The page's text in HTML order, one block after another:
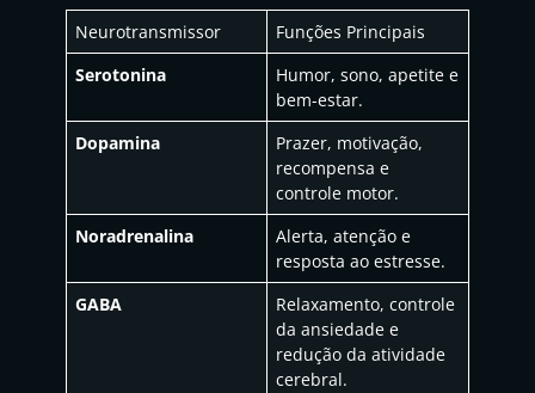
Neurotransmissor
Funções Principais
Serotonina
Humor, sono, apetite e
bem-estar.
Dopamina
Prazer, motivação,
recompensa e
controle motor.
Noradrenalina
Alerta, atenção e
resposta ao estresse.
GABA
Relaxamento, controle
da ansiedade e
redução da atividade
cerebral.